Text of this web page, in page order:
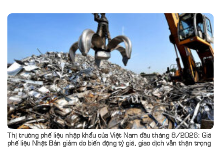
Thị trường phế liệu nhập khẩu của Việt Nam đầu tháng 8/2026: Giá
phế liệu Nhật Bản giảm do biến động tỷ giá, giao dịch vẫn thận trọng